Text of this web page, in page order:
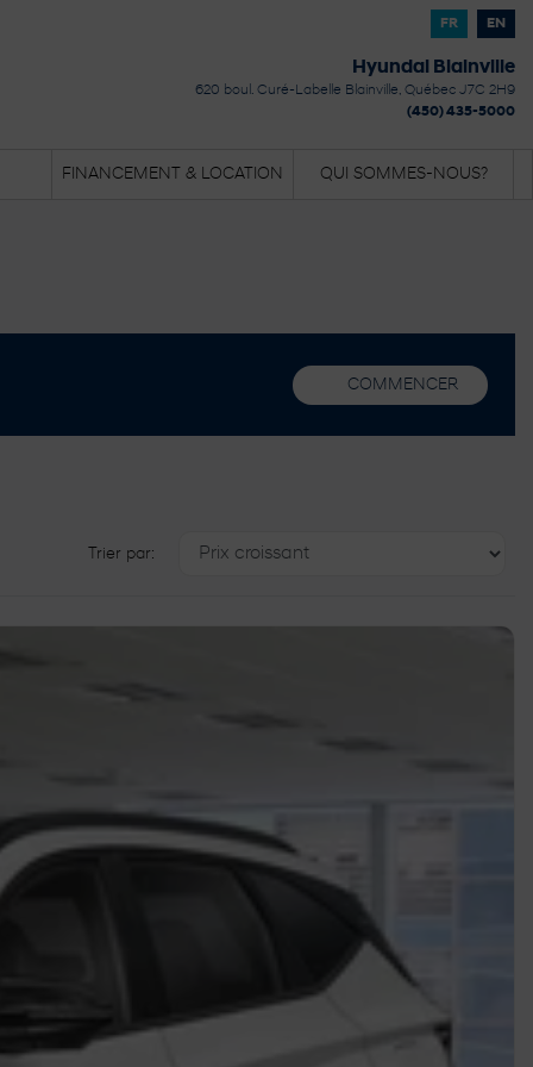
FR EN
Hyundai Blainville
620 boul. Curé-Labelle Blainville, Québec J7C 2H9
(450) 435-5000
FINANCEMENT & LOCATION QUI SOMMES-NOUS?
COMMENCER
Trier par: